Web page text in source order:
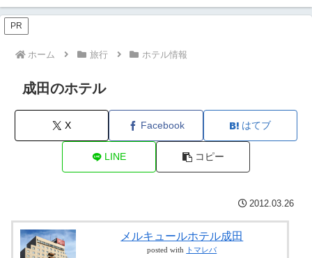
PR
ホーム 旅行 ホテル情報
成田のホテル
X Facebook はてブ
LINE コピー
2012.03.26
メルキュールホテル成田
posted with トマレバ